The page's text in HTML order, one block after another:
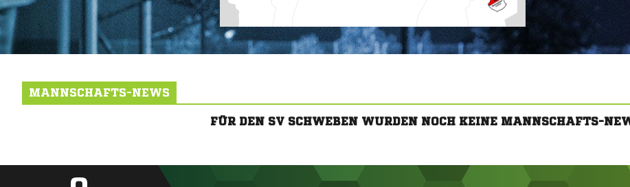
MANNSCHAFTS-NEWS
FÜR DEN SV SCHWEBEN WURDEN NOCH KEINE MANNSCHAFTS-